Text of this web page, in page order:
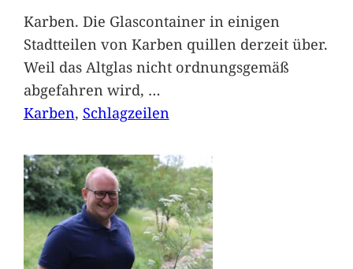
Karben. Die Glascontainer in einigen
Stadtteilen von Karben quillen derzeit über.
Weil das Altglas nicht ordnungsgemäß
abgefahren wird, …
Karben, Schlagzeilen